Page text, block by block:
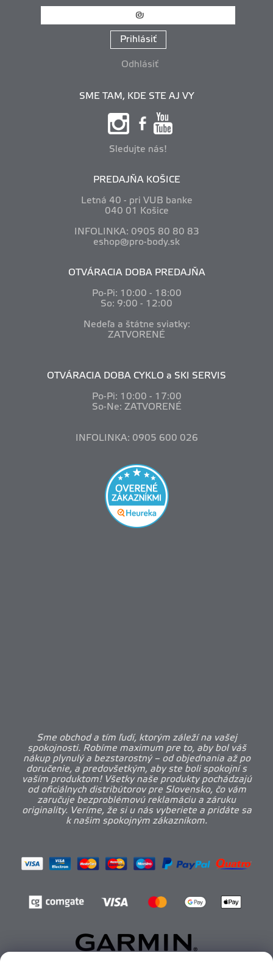
Prihlásiť
Odhlásiť
SME TAM, KDE STE AJ VY
Sledujte nás!
PREDAJŇA KOŠICE
Letná 40 - pri VUB banke
040 01 Košice
INFOLINKA: 0905 80 80 83
eshop@pro-body.sk
OTVÁRACIA DOBA PREDAJŇA
Po-Pi: 10:00 - 18:00
So: 9:00 - 12:00
Nedeľa a štátne sviatky:
ZATVORENÉ
OTVÁRACIA DOBA CYKLO a SKI SERVIS
Po-Pi: 10:00 - 17:00
So-Ne: ZATVORENÉ
INFOLINKA: 0905 600 026
Sme obchod a tím ľudí, ktorým záleží na vašej
spokojnosti. Robíme maximum pre to, aby bol váš
nákup plynulý a bezstarostný – od objednania až po
doručenie, a predovšetkým, aby ste boli spokojní s
vaším produktom! Všetky naše produkty pochádzajú
od oficiálnych distribútorov pre Slovensko, čo vám
zaručuje bezproblémovú reklamáciu a záruku
originality. Veríme, že si u nás vyberiete a pridáte sa
k našim spokojným zákazníkom.